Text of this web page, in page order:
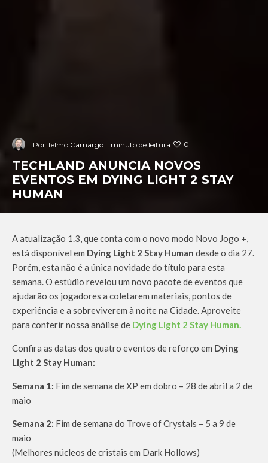
Por Telmo Camargo 1 minuto de leitura 0
TECHLAND ANUNCIA NOVOS
EVENTOS EM DYING LIGHT 2 STAY
HUMAN
A atualização 1.3, que conta com o novo modo Novo Jogo +,
está disponível em Dying Light 2 Stay Human desde o dia 27.
Porém, esta não é a única novidade do título para esta
semana. O estúdio revelou um novo pacote de eventos que
ajudarão os jogadores a coletarem materiais, pontos de
experiência e a sobreviverem à noite na Cidade. Aproveite
para conferir nossa análise de Dying Light 2 Stay Human.
Confira as datas dos quatro eventos de reforço em Dying
Light 2 Stay Human:
Semana 1: Fim de semana de XP em dobro – 28 de abril a 2 de
maio
Semana 2: Fim de semana do Trove of Crystals – 5 a 9 de
maio
(Melhores núcleos de cristais em Dark Hollows)